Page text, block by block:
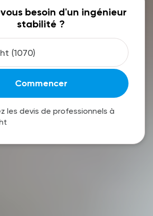
besoin d'un ingénieur
stabilité ?
Commencer
les devis de professionnels à